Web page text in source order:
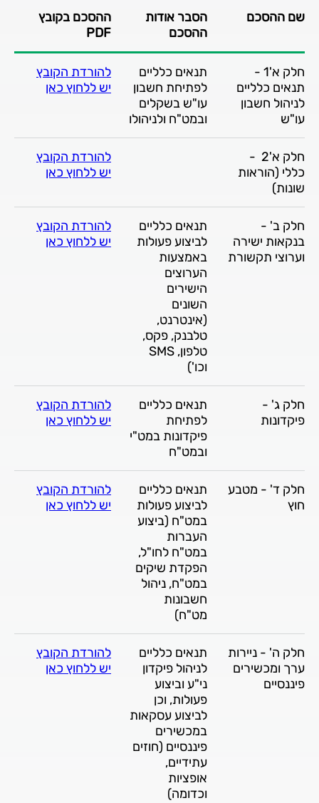
שם ההסכם
הסבר אודות
ההסכם
ההסכם בקובץ
PDF
חלק א'1 -
תנאים כלליים
לניהול חשבון
עו"ש
תנאים כלליים
לפתיחת חשבון
עו"ש בשקלים
ובמט"ח ולניהולו
להורדת הקובץ
יש ללחוץ כאן
חלק א'2 -
כללי (הוראות
שונות)
להורדת הקובץ
יש ללחוץ כאן
חלק ב' -
בנקאות ישירה
וערוצי תקשורת
תנאים כלליים
לביצוע פעולות
באמצעות
הערוצים
הישירים
השונים
(אינטרנט,
טלבנק, פקס,
טלפון, SMS
וכו')
להורדת הקובץ
יש ללחוץ כאן
חלק ג' -
פיקדונות
תנאים כלליים
לפתיחת
פיקדונות במט"י
ובמט"ח
להורדת הקובץ
יש ללחוץ כאן
חלק ד' - מטבע
חוץ
תנאים כלליים
לביצוע פעולות
במט"ח (ביצוע
העברות
במט"ח לחו"ל,
הפקדת שיקים
במט"ח, ניהול
חשבונות
מט"ח)
להורדת הקובץ
יש ללחוץ כאן
חלק ה' - ניירות
ערך ומכשירים
פיננסיים
תנאים כלליים
לניהול פיקדון
ני"ע וביצוע
פעולות, וכן
לביצוע עסקאות
במכשירים
פיננסיים (חוזים
עתידיים,
אופציות
וכדומה)
להורדת הקובץ
יש ללחוץ כאן